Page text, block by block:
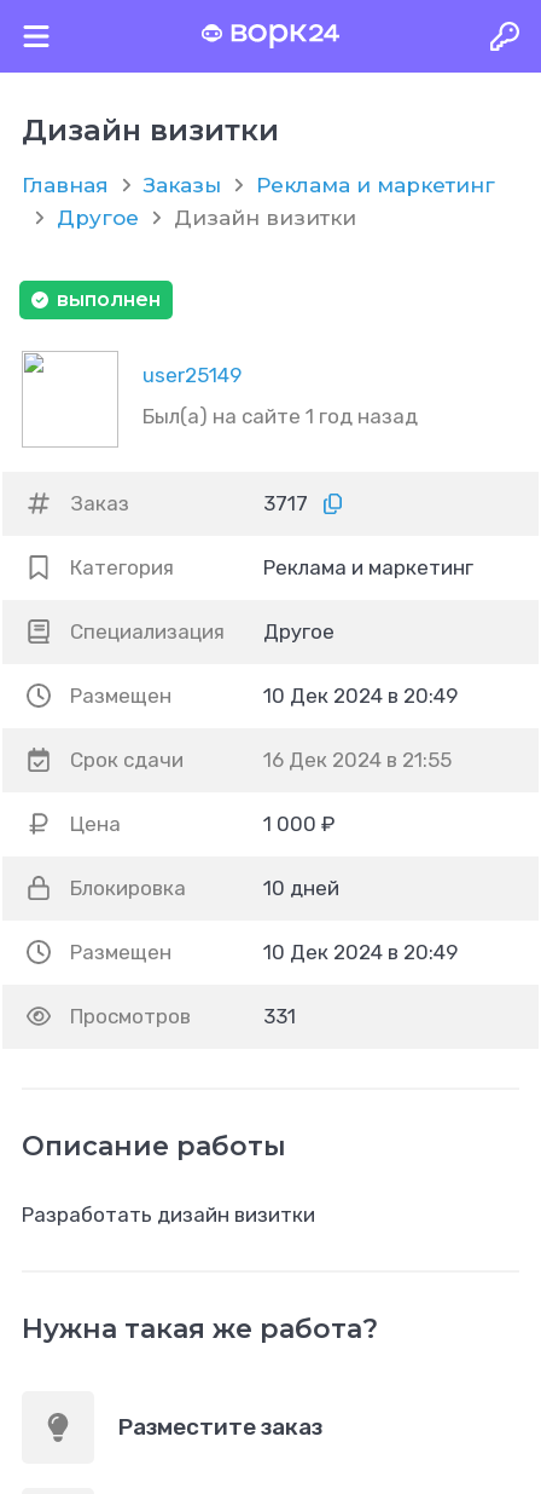
Дизайн визитки
Главная Заказы
Реклама и маркетинг
Другое
Дизайн визитки
user25149
Был(а) на сайте 1 год назад
выполнен
Заказ 3717
Категория Реклама и маркетинг
Специализация Другое
Размещен 10 Дек 2024 в 20:49
Срок сдачи 16 Дек 2024 в 21:55
Цена 1 000 ₽
Блокировка 10 дней
Размещен 10 Дек 2024 в 20:49
Просмотров 331
Описание работы
Разработать дизайн визитки
Нужна такая же работа?
Разместите заказ